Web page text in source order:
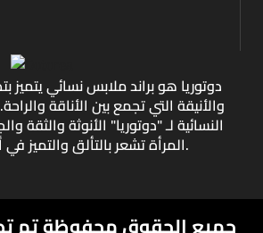
دوتوريا هو براند ملابس نسائي يتميز
والأنيقة التي تجمع بين الأناقة
النسائية لـ "دوتوريا" الأنوثة والثقة
المرأة تشعر بالتألق والتميز في أي مناسبة.
جميع الحقوق محفوظةتم